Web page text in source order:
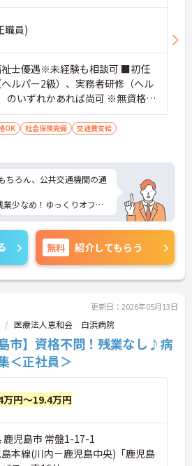
職員)
士優遇※未経験も相談可 ■初任
ルパー2級）、実務者研修（ヘル
のいずれかあれば尚可 ※無資格未
可
OK 社会保険完備
交通費支給
ちろん、公共交通機関の通
業少なめ！ゆっくりオフの
も相談可能♪お話を聞くだ
策ポイントなど、さらに
♪お気軽にご相談くださ
無料 紹介してもらう
更新日：2026年05月13日
医療法人恵和会 白浜病院
市】資格不問！残業なし♪病
＜正社員＞
万円～19.4万円
鹿児島市 常盤1-17-1
島本線(川内－鹿児島中央)「鹿児島